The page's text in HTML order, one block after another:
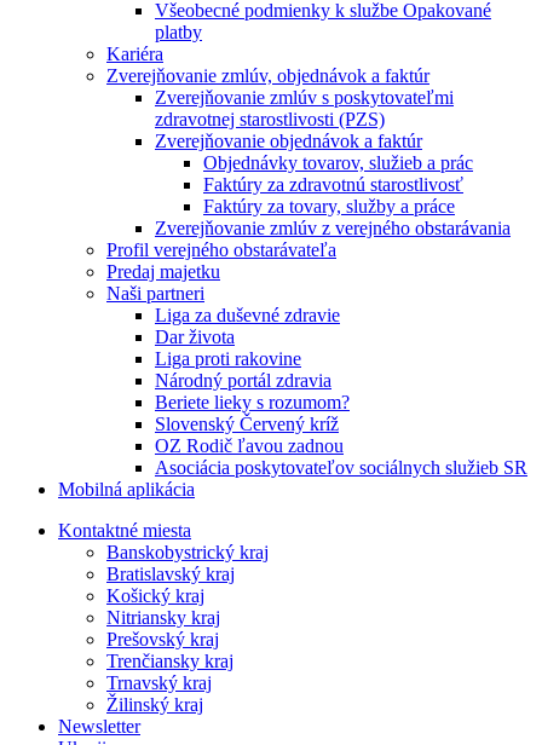
Všeobecné podmienky k službe Opakované
platby
Kariéra
Zverejňovanie zmlúv, objednávok a faktúr
Zverejňovanie zmlúv s poskytovateľmi
zdravotnej starostlivosti (PZS)
Zverejňovanie objednávok a faktúr
Objednávky tovarov, služieb a prác
Faktúry za zdravotnú starostlivosť
Faktúry za tovary, služby a práce
Zverejňovanie zmlúv z verejného obstarávania
Profil verejného obstarávateľa
Predaj majetku
Naši partneri
Liga za duševné zdravie
Dar života
Liga proti rakovine
Národný portál zdravia
Beriete lieky s rozumom?
Slovenský Červený kríž
OZ Rodič ľavou zadnou
Asociácia poskytovateľov sociálnych služieb SR
Mobilná aplikácia
Kontaktné miesta
Banskobystrický kraj
Bratislavský kraj
Košický kraj
Nitriansky kraj
Prešovský kraj
Trenčiansky kraj
Trnavský kraj
Žilinský kraj
Newsletter